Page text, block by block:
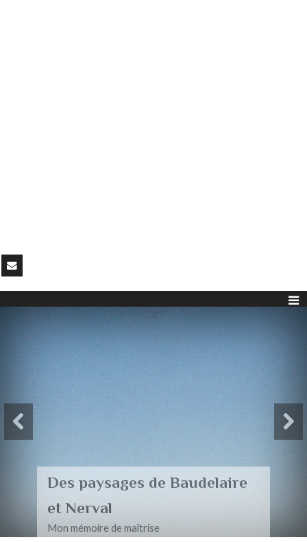
Des paysages de Baudelaire
et Nerval
Mon mémoire de maîtrise